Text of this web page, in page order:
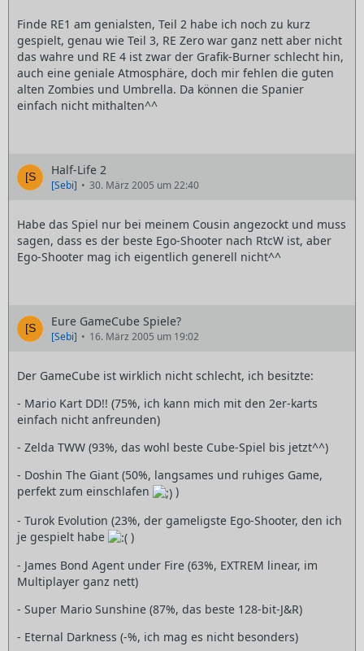
Finde RE1 am genialsten, Teil 2 habe ich noch zu kurz
gespielt, genau wie Teil 3, RE Zero war ganz nett aber nicht
das wahre und RE 4 ist zwar der Grafik-Burner schlecht hin,
auch eine geniale Atmosphäre, doch mir fehlen die guten
alten Zombies und Umbrella. Da können die Spanier
einfach nicht mithalten^^
Half-Life 2
[Sebi] 30. März 2005 um 22:40
Habe das Spiel nur bei meinem Cousin angezockt und muss
sagen, dass es der beste Ego-Shooter nach RtcW ist, aber
Ego-Shooter mag ich eigentlich generell nicht^^
Eure GameCube Spiele?
[Sebi] 16. März 2005 um 19:02
Der GameCube ist wirklich nicht schlecht, ich besitzte:
- Mario Kart DD!! (75%, ich kann mich mit den 2er-karts
einfach nicht anfreunden)
- Zelda TWW (93%, das wohl beste Cube-Spiel bis jetzt^^)
- Doshin The Giant (50%, langsames und ruhiges Game,
perfekt zum einschlafen
)
- Turok Evolution (23%, der gameligste Ego-Shooter, den ich
je gespielt habe
)
- James Bond Agent under Fire (63%, EXTREM linear, im
Multiplayer ganz nett)
- Super Mario Sunshine (87%, das beste 128-bit-J&R)
- Eternal Darkness (-%, ich mag es nicht besonders)